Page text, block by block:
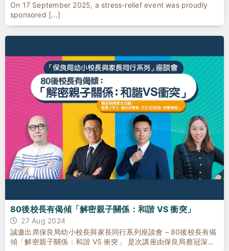
On 17 September 2025, a stress-relief event was proudly
sponsored [...]
80後校長有偈傾「解密親子關係：和諧 VS 衝突」
27 Aug 2024
誠邀出席保良局幼小校長與家長同行系列座談會 – 80後校長有偈
傾「解密親子關係：和諧 VS 衝突」 是次講座由保良局蔡冠深幼